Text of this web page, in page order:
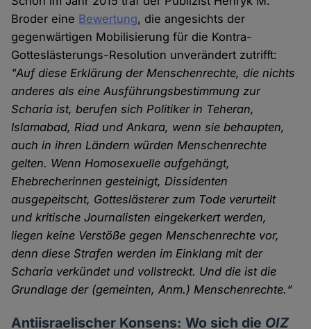
Broder eine Bewertung, die angesichts der
gegenwärtigen Mobilisierung für die Kontra-
Gotteslästerungs-Resolution unverändert zutrifft:
"Auf diese Erklärung der Menschenrechte, die nichts
anderes als eine Ausführungsbestimmung zur
Scharia ist, berufen sich Politiker in Teheran,
Islamabad, Riad und Ankara, wenn sie behaupten,
auch in ihren Ländern würden Menschenrechte
gelten. Wenn Homosexuelle aufgehängt,
Ehebrecherinnen gesteinigt, Dissidenten
ausgepeitscht, Gotteslästerer zum Tode verurteilt
und kritische Journalisten eingekerkert werden,
liegen keine Verstöße gegen Menschenrechte vor,
denn diese Strafen werden im Einklang mit der
Scharia verkündet und vollstreckt. Und die ist die
Grundlage der (gemeinten, Anm.) Menschenrechte.“
Antiisraelischer Konsens: Wo sich die OIZ